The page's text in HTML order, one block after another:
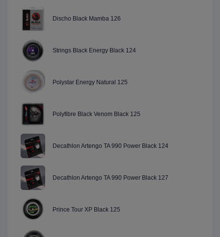
Discho Black Mamba 126
Strings Black Energy Black 124
Polystar Energy Natural 125
Polyfibre Black Venom Black 125
Decathlon Artengo TA 990 Power Black 124
Decathlon Artengo TA 990 Power Black 127
Prince Tour XP Black 125